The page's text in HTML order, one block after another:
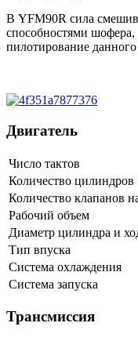
В YFM90R сила
способностями шофера,
пилотирование
Двигатель
Число тактов
Количество цилиндров
Количество клапанов
Рабочий объем
Диаметр цилиндра и
Тип впуска
Система охлаждения
Система запуска
Трансмиссия